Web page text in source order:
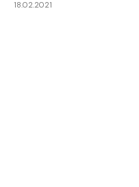
18.02.2021